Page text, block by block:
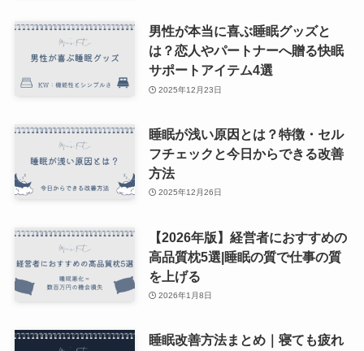
男性が本当に喜ぶ睡眠グッズと
は？恋人やパートナーへ贈る快眠
サポートアイテム4選
2025年12月23日
睡眠が浅い原因とは？特徴・セル
フチェックと今日からできる改善
方法
2025年12月26日
【2026年版】経営者におすすめの
高品質枕5選|睡眠の質で仕事の質
を上げる
2026年1月8日
睡眠改善方法まとめ｜寝ても疲れ